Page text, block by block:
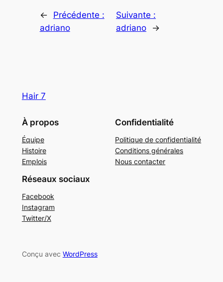
←
Précédente :
adriano
Suivante :
adriano
→
Hair 7
À propos
Équipe
Histoire
Emplois
Confidentialité
Politique de confidentialité
Conditions générales
Nous contacter
Réseaux sociaux
Facebook
Instagram
Twitter/X
Conçu avec WordPress